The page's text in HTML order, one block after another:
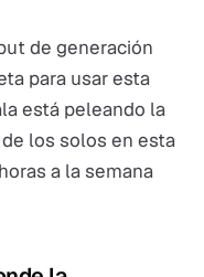
de generación
para usar esta
está peleando la
los solos en esta
a la semana